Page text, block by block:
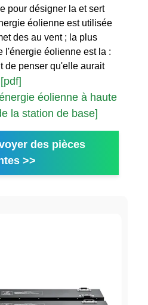
pour désigner la et sert
éolienne est utilisée
des au vent ; la plus
l'énergie éolienne est la :
de penser qu'elle aurait
[pdf]
éolienne à haute
la station de base]
des pièces
>>